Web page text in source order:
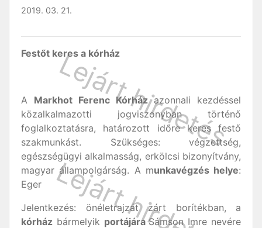
2019. 03. 21.
Festőt keres a kórház
A Markhot Ferenc Kórházazonnali kezdéssel
közalkalmazotti jogviszonyban történő
foglalkoztatásra, határozott időre keres festő
szakmunkást. Szükséges: végzettség,
egészségügyi alkalmasság, erkölcsi bizonyítvány,
magyar állampolgárság. A munkavégzés helye:
Eger
Jelentkezés: önéletrajzát zárt borítékban, a
kórház bármelyik portájáraSámson Imre nevére